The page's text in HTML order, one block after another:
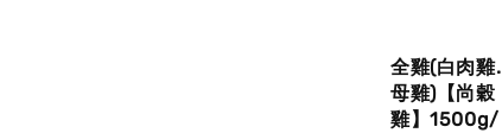
全雞(白肉雞.
母雞)【尚穀
雞】1500g/